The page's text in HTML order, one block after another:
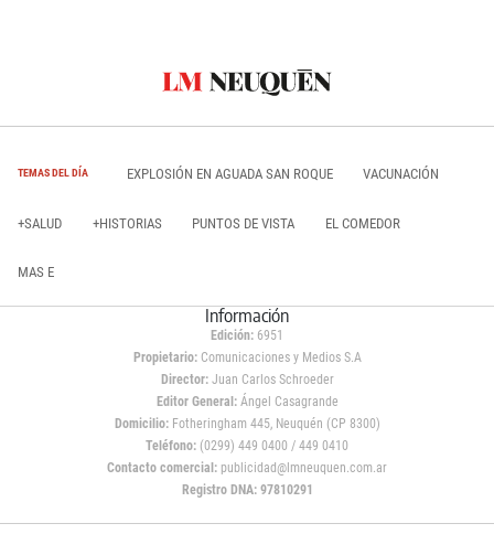
TEMAS DEL DÍA EXPLOSIÓN EN AGUADA SAN ROQUE VACUNACIÓN
+SALUD +HISTORIAS PUNTOS DE VISTA EL COMEDOR
MAS E
Información
Edición: 6951
Propietario:Comunicaciones y Medios S.A
Director: Juan Carlos Schroeder
Editor General:Ángel Casagrande
Domicilio:Fotheringham 445, Neuquén (CP 8300)
Teléfono: (0299) 449 0400 / 449 0410
Contacto comercial: publicidad@lmneuquen.com.ar
Registro DNA: 97810291